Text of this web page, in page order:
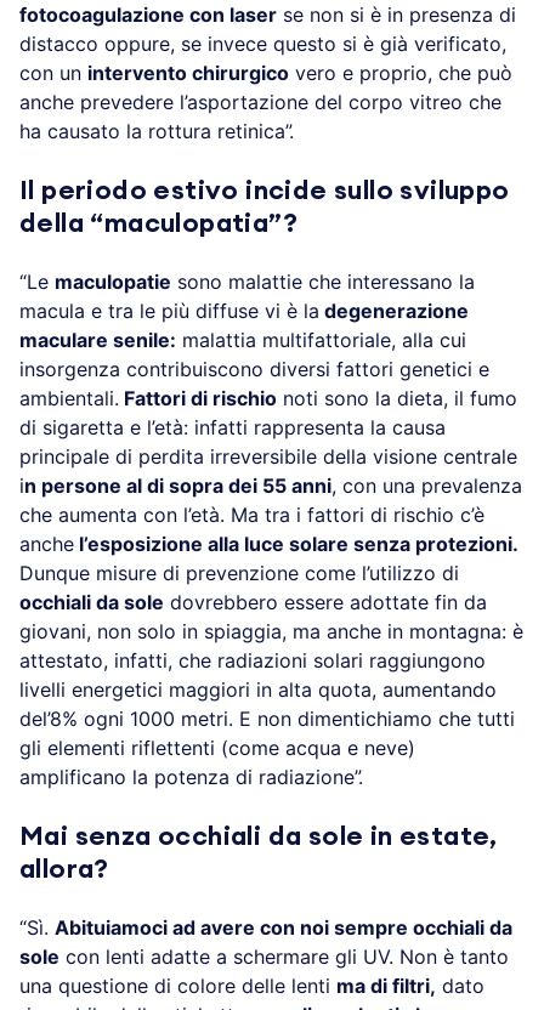
fotocoagulazione con laser se non si è in presenza di
distacco oppure, se invece questo si è già verificato,
con un intervento chirurgico vero e proprio, che può
anche prevedere l’asportazione del corpo vitreo che
ha causato la rottura retinica”.
Il periodo estivo incide sullo sviluppo
della “maculopatia”?
“Le maculopatie sono malattie che interessano la
macula e tra le più diffuse vi è la degenerazione
maculare senile: malattia multifattoriale, alla cui
insorgenza contribuiscono diversi fattori genetici e
ambientali. Fattori di rischio noti sono la dieta, il fumo
di sigaretta e l’età: infatti rappresenta la causa
principale di perdita irreversibile della visione centrale
in persone al di sopra dei 55 anni, con una prevalenza
che aumenta con l’età. Ma tra i fattori di rischio c’è
anche l’esposizione alla luce solare senza protezioni.
Dunque misure di prevenzione come l’utilizzo di
occhiali da sole dovrebbero essere adottate fin da
giovani, non solo in spiaggia, ma anche in montagna: è
attestato, infatti, che radiazioni solari raggiungono
livelli energetici maggiori in alta quota, aumentando
del’8% ogni 1000 metri. E non dimentichiamo che tutti
gli elementi riflettenti (come acqua e neve)
amplificano la potenza di radiazione”.
Mai senza occhiali da sole in estate,
allora?
“Sì. Abituiamoci ad avere con noi sempre occhiali da
sole con lenti adatte a schermare gli UV. Non è tanto
una questione di colore delle lenti ma di filtri, dato